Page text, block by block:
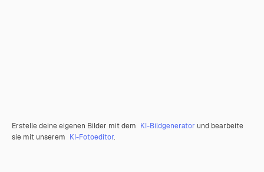
Erstelle deine eigenen Bilder mit dem KI-Bildgenerator und bearbeite
sie mit unserem KI-Fotoeditor.